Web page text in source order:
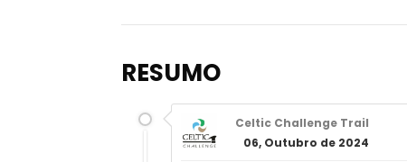
RESUMO
Celtic Challenge Trail
06, Outubro de 2024